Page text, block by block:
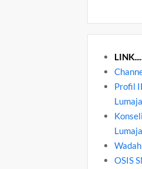
LINK....
Profil
OSIS